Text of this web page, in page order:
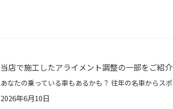
当店で施工したアライメント調整の一部をご紹介
2026年6月10日